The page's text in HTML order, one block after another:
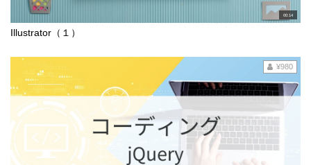
00:14
Illustrator（１）
¥980